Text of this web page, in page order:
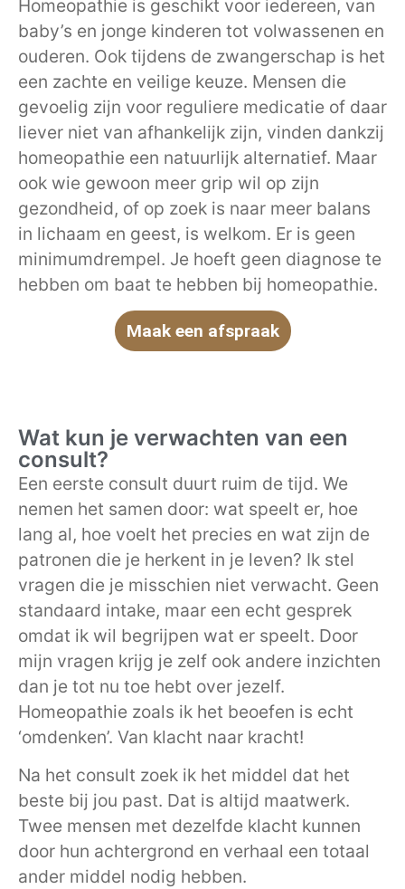
Homeopathie is geschikt voor iedereen, van
baby’s en jonge kinderen tot volwassenen en
ouderen. Ook tijdens de zwangerschap is het
een zachte en veilige keuze. Mensen die
gevoelig zijn voor reguliere medicatie of daar
liever niet van afhankelijk zijn, vinden dankzij
homeopathie een natuurlijk alternatief. Maar
ook wie gewoon meer grip wil op zijn
gezondheid, of op zoek is naar meer balans
in lichaam en geest, is welkom. Er is geen
minimumdrempel. Je hoeft geen diagnose te
hebben om baat te hebben bij homeopathie.
Maak een afspraak
Wat kun je verwachten van een
consult?
Een eerste consult duurt ruim de tijd. We
nemen het samen door: wat speelt er, hoe
lang al, hoe voelt het precies en wat zijn de
patronen die je herkent in je leven? Ik stel
vragen die je misschien niet verwacht. Geen
standaard intake, maar een echt gesprek
omdat ik wil begrijpen wat er speelt. Door
mijn vragen krijg je zelf ook andere inzichten
dan je tot nu toe hebt over jezelf.
Homeopathie zoals ik het beoefen is echt
‘omdenken’. Van klacht naar kracht!
Na het consult zoek ik het middel dat het
beste bij jou past. Dat is altijd maatwerk.
Twee mensen met dezelfde klacht kunnen
door hun achtergrond en verhaal een totaal
ander middel nodig hebben.